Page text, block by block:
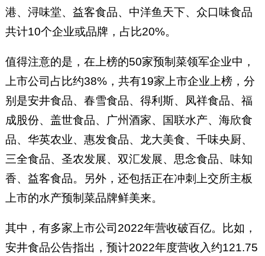
港、浔味堂、益客食品、中洋鱼天下、众口味食品
共计10个企业或品牌，占比20%。
值得注意的是，在上榜的50家预制菜领军企业中，
上市公司占比约38%，共有19家上市企业上榜，分
别是安井食品、春雪食品、得利斯、凤祥食品、福
成股份、盖世食品、广州酒家、国联水产、海欣食
品、华英农业、惠发食品、龙大美食、千味央厨、
三全食品、圣农发展、双汇发展、思念食品、味知
香、益客食品。另外，还包括正在冲刺上交所主板
上市的水产预制菜品牌鲜美来。
其中，有多家上市公司2022年营收破百亿。比如，
安井食品公告指出，预计2022年度营收入约121.75